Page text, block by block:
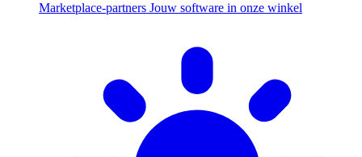
Marketplace-partners Jouw software in onze winkel